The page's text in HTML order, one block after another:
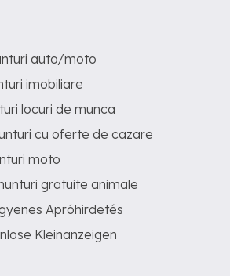
auto/moto
imobiliare
locuri de munca
cu oferte de cazare
moto
gratuite animale
Apróhirdetés
Kleinanzeigen